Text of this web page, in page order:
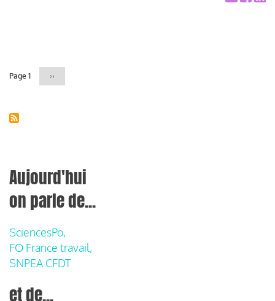
Page 1
Page
››
Aujourd'hui
on parle de...
SciencesPo,
FO France travail,
SNPEA CFDT
et de...